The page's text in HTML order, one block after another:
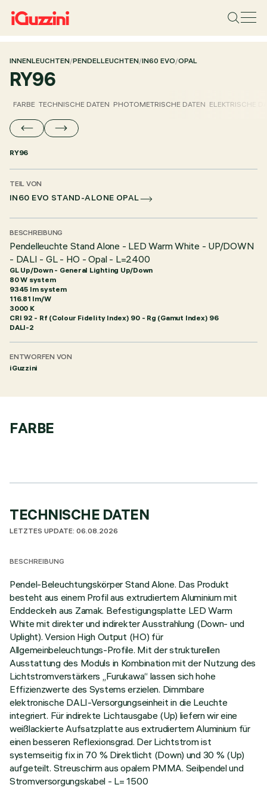
INNENLEUCHTEN/PENDELLEUCHTEN/IN60 EVO/OPAL
RY96
FARBE TECHNISCHE DATEN PHOTOMETRISCHE DATEN ELEKTRISCHE
RY96
TEIL VON
IN60 EVO STAND-ALONE OPAL
BESCHREIBUNG
Pendelleuchte Stand Alone - LED Warm White - UP/DOWN
- DALI - GL - HO - Opal - L=2400
GL Up/Down - General Lighting Up/Down
80 W system
9345 lm system
116.81 lm/W
3000 K
CRI 92 - Rf (Colour Fidelity Index) 90 - Rg (Gamut Index) 96
DALI-2
ENTWORFEN VON
iGuzzini
FARBE
TECHNISCHE DATEN
LETZTES UPDATE: 06.08.2026
BESCHREIBUNG
Pendel-Beleuchtungskörper Stand Alone. Das Produkt
besteht aus einem Profil aus extrudiertem Aluminium mit
Enddeckeln aus Zamak. Befestigungsplatte LED Warm
White mit direkter und indirekter Ausstrahlung (Down- und
Uplight). Version High Output (HO) für
Allgemeinbeleuchtungs-Profile. Mit der strukturellen
Ausstattung des Moduls in Kombination mit der Nutzung des
Lichtstromverstärkers „Furukawa“ lassen sich hohe
Effizienzwerte des Systems erzielen. Dimmbare
elektronische DALI-Versorgungseinheit in die Leuchte
integriert. Für indirekte Lichtausgabe (Up) liefern wir eine
weißlackierte Aufsatzplatte aus extrudiertem Aluminium für
einen besseren Reflexionsgrad. Der Lichtstrom ist
systemseitig fix in 70 % Direktlicht (Down) und 30 % (Up)
aufgeteilt. Streuschirm aus opalem PMMA. Seilpendel und
Stromversorgungskabel - L= 1500